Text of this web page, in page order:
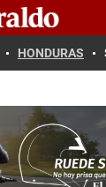
HONDURAS